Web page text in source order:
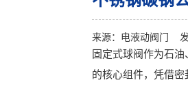
来源： 电液动阀门 发
固定式球阀作为石
的核心组件，凭借